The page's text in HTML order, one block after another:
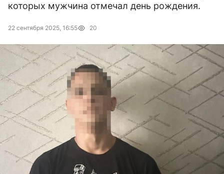
которых мужчина отмечал день рождения.
22 сентября 2025, 16:55 20